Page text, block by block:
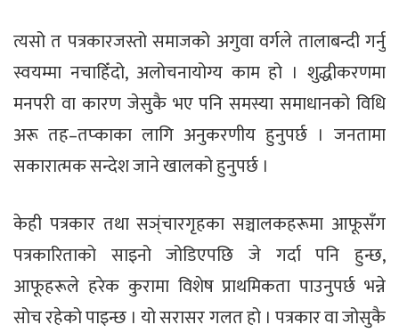
त्यसो त पत्रकारजस्तो समाजको अगुवा वर्गले तालाबन्दी गर्नु
स्वयम्मा नचाहिँदो, अलोचनायोग्य काम हो । शुद्धीकरणमा
मनपरी वा कारण जेसुकै भए पनि समस्या समाधानको विधि
अरू तह–तप्काका लागि अनुकरणीय हुनुपर्छ । जनतामा
सकारात्मक सन्देश जाने खालको हुनुपर्छ ।
केही पत्रकार तथा सञ्ंचारगृहका सञ्चालकहरूमा आफूसँग
पत्रकारिताको साइनो जोडिएपछि जे गर्दा पनि हुन्छ,
आफूहरूले हरेक कुरामा विशेष प्राथमिकता पाउनुपर्छ भन्ने
सोच रहेको पाइन्छ । यो सरासर गलत हो । पत्रकार वा जोसुकै